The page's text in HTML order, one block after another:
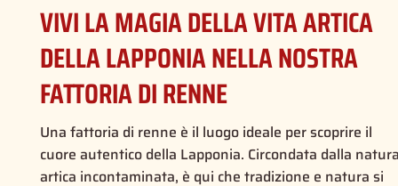
VIVI LA MAGIA DELLA VITA ARTICA
DELLA LAPPONIA NELLA NOSTRA
FATTORIA DI RENNE
Una fattoria di renne è il luogo ideale per scoprire il
cuore autentico della Lapponia. Circondata dalla
artica incontaminata, è qui che tradizione e natura si